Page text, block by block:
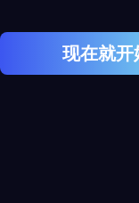
现在就开